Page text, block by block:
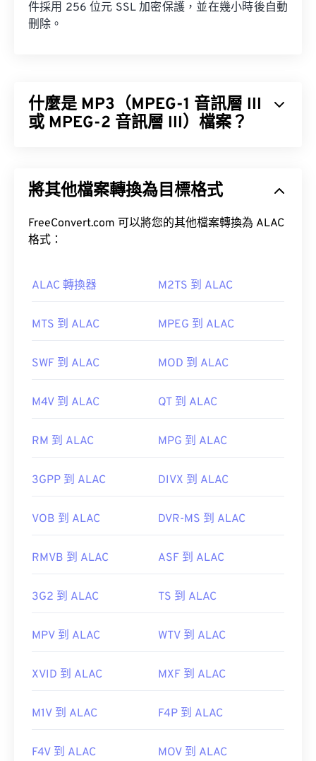
件採用 256 位元 SSL 加密保護，並在幾小時後自動
刪除。
什麼是 MP3（MPEG-1 音訊層 III
或 MPEG-2 音訊層 III）檔案？
的文件，以便進行數位儲存和傳輸。 MP3 檔案是消
可接受，MP3 檔案易於儲存和共享，因此被廣泛使
用。
由於 MP3 檔案非常普及，大多數主流音訊播放程式
iTunes
預覽 MP3
器。請注意，還有兩種其他檔案類型也使用 MP3 副
Masterpoint green points data
初始發布：1993
https://mpeg.chiariglione.org/standards/mpeg-
將其他檔案轉換為目標格式
FreeConvert.com 可以將您的其他檔案轉換為 ALAC
格式：
ALAC 轉換器 M2TS 到 ALAC
MTS 到 ALAC MPEG 到 ALAC
SWF 到 ALAC MOD 到 ALAC
M4V 到 ALAC QT 到 ALAC
RM 到 ALAC MPG 到 ALAC
3GPP 到 ALAC DIVX 到 ALAC
VOB 到 ALAC DVR-MS 到 ALAC
RMVB 到 ALAC ASF 到 ALAC
3G2 到 ALAC TS 到 ALAC
MPV 到 ALAC WTV 到 ALAC
XVID 到 ALAC MXF 到 ALAC
M1V 到 ALAC F4P 到 ALAC
F4V 到 ALAC MOV 到 ALAC